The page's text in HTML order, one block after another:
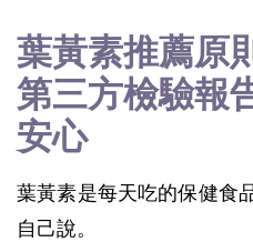
葉黃素推薦原
第三方檢驗報
安心
葉黃素是每天吃的保健食
自己說。